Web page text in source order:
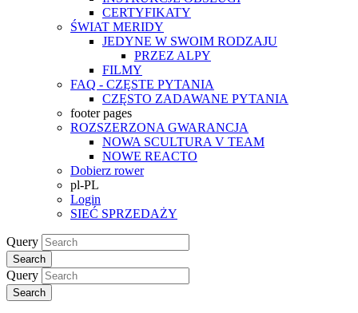
CERTYFIKATY
ŚWIAT MERIDY
JEDYNE W SWOIM RODZAJU
PRZEZ ALPY
FILMY
FAQ - CZĘSTE PYTANIA
CZĘSTO ZADAWANE PYTANIA
footer pages
ROZSZERZONA GWARANCJA
NOWA SCULTURA V TEAM
NOWE REACTO
Dobierz rower
pl-PL
Login
SIEĆ SPRZEDAŻY
Query
Search
Query
Search